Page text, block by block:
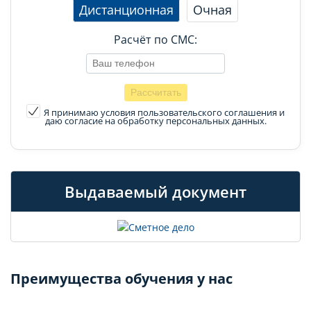
Дистанционная Очная
Расчёт по СМС:
Я принимаю условия пользовательского соглашения и
даю согласие на обработку персональных данных.
Выдаваемый документ
Преимущества обучения у нас